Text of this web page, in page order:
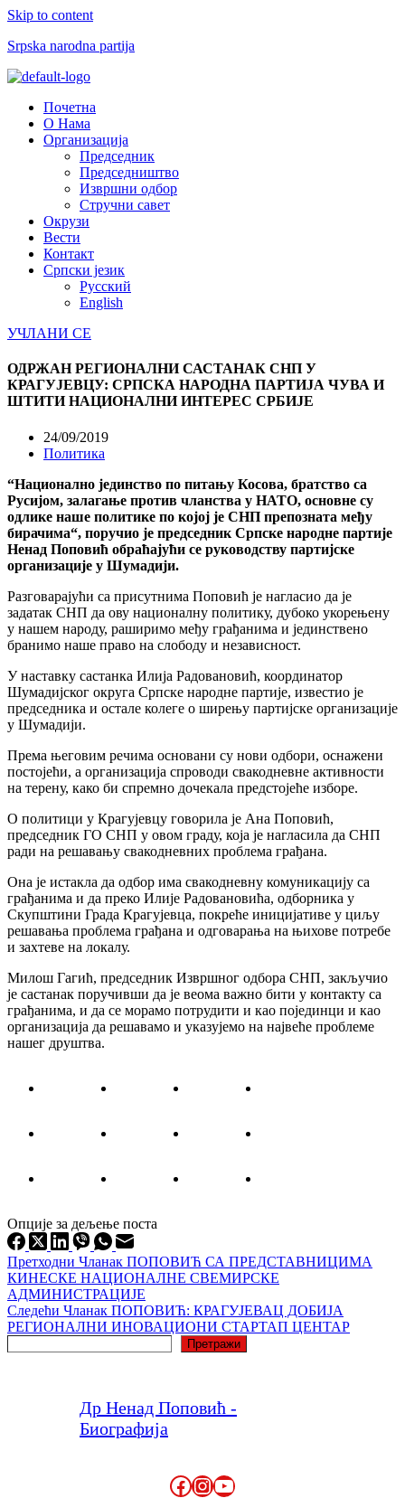
Skip to content
Srpska narodna partija
Menu
Почетна
О Нама
Организација
Председник
Председништво
Извршни одбор
Стручни савет
Окрузи
Вести
Контакт
Српски језик
Русский
English
УЧЛАНИ СЕ
ОДРЖАН РЕГИОНАЛНИ САСТАНАК СНП У
КРАГУЈЕВЦУ: СРПСКА НАРОДНА ПАРТИЈА ЧУВА И
ШТИТИ НАЦИОНАЛНИ ИНТЕРЕС СРБИЈЕ
24/09/2019
Политика
“Национално јединство по питању Косова, братство са
Русијом, залагање против чланства у НАТО, основне су
одлике наше политике по којој је СНП препозната међу
бирачима“, поручио је председник Српске народне партије
Ненад Поповић обраћајући се руководству партијске
организације у Шумадији.
Разговарајући са присутнима Поповић је нагласио да је
задатак СНП да ову националну политику, дубоко укорењену
у нашем народу, раширимо међу грађанима и јединствено
бранимо наше право на слободу и независност.
У наставку састанка Илија Радовановић, координатор
Шумадијског округа Српске народне партије, известио је
председника и остале колеге о ширењу партијске организације
у Шумадији.
Према његовим речима основани су нови одбори, оснажени
постојећи, а организација спроводи свакодневне активности
на терену, како би спремно дочекала предстојеће изборе.
О политици у Крагујевцу говорила је Ана Поповић,
председник ГО СНП у овом граду, која је нагласила да СНП
ради на решавању свакодневних проблема грађана.
Она је истакла да одбор има свакодневну комуникацију са
грађанима и да преко Илије Радовановића, одборника у
Скупштини Града Крагујевца, покреће иницијативе у циљу
решавања проблема грађана и одговарања на њихове потребе
и захтеве на локалу.
Милош Гагић, председник Извршног одбора СНП, закључио
је састанак поручивши да је веома важно бити у контакту са
грађанима, и да се морамо потрудити и као појединци и као
организација да решавамо и указујемо на највеће проблеме
нашег друштва.
Опције за дељење поста
Претходни Чланак ПОПОВИЋ СА ПРЕДСТАВНИЦИМА
КИНЕСКЕ НАЦИОНАЛНЕ СВЕМИРСКЕ
АДМИНИСТРАЦИЈЕ
Следећи Чланак ПОПОВИЋ: КРАГУЈЕВАЦ ДОБИЈА
РЕГИОНАЛНИ ИНОВАЦИОНИ СТАРТАП ЦЕНТАР
Претражи
Др Ненад Поповић -
Биографија
Facebook
Instagram
YouTube